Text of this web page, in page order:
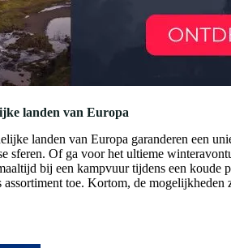
landen van Europa
landen van Europa garanderen een
Of ga voor het ultieme
bij een kampvuur tijdens een koude
toe. Kortom, de mogelijkheden